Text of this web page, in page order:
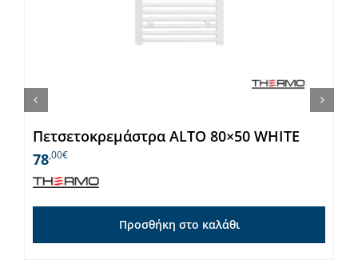
Πετσετοκρεμάστρα ALTO 80×50 WHITE
78,00€
Προσθήκη στο καλάθι